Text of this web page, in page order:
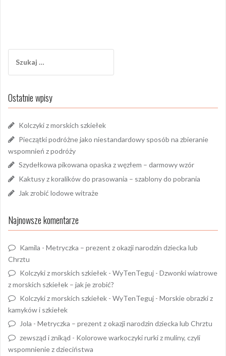
Ostatnie wpisy
Kolczyki z morskich szkiełek
Pieczątki podróżne jako niestandardowy sposób na zbieranie
wspomnień z podróży
Szydełkowa pikowana opaska z węzłem – darmowy wzór
Kaktusy z koralików do prasowania – szablony do pobrania
Jak zrobić lodowe witraże
Najnowsze komentarze
Kamila - Metryczka – prezent z okazji narodzin dziecka lub
Chrztu
Kolczyki z morskich szkiełek - WyTenTeguj - Dzwonki wiatrowe
z morskich szkiełek – jak je zrobić?
Kolczyki z morskich szkiełek - WyTenTeguj - Morskie obrazki z
kamyków i szkiełek
Jola - Metryczka – prezent z okazji narodzin dziecka lub Chrztu
zewsząd i znikąd - Kolorowe warkoczyki rurki z muliny, czyli
wspomnienie z dzieciństwa